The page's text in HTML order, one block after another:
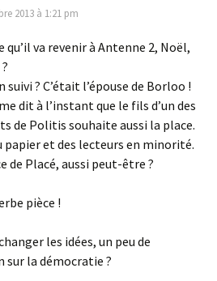
2013 à 1:21 pm
qu’il va revenir à Antenne 2, Noël,
suivi ? C’était l’épouse de Borloo !
dit à l’instant que le fils d’un des
de Politis souhaite aussi la place.
papier et des lecteurs en minorité.
de Placé, aussi peut-être ?
pièce !
les idées, un peu de
sur la démocratie ?